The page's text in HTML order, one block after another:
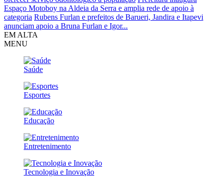
Espaço Motoboy na Aldeia da Serra e amplia rede de apoio à
categoria Rubens Furlan e prefeitos de Barueri, Jandira e Itapevi
anunciam apoio a Bruna Furlan e Igor...
EM ALTA
MENU
Saúde
Esportes
Educação
Entretenimento
Tecnologia e Inovação